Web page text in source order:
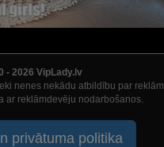
- 2026 VipLady.lv
nenes nekādu atbildību par
ar reklāmdevēju nodarbošanos.
privātuma politika